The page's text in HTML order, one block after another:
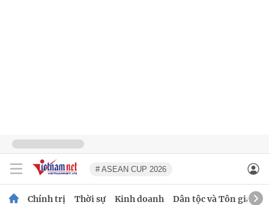
# ASEAN CUP 2026
Chính trị Thời sự Kinh doanh Dân tộc và Tôn giáo